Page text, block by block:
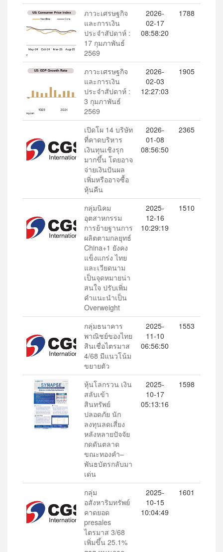
ภาวะเศรษฐกิจ
และการเงิน
ประจำสัปดาห์ :
17 กุมภาพันธ์
2569
2026-
02-17
08:58:20
1788
ภาวะเศรษฐกิจ
และการเงิน
ประจำสัปดาห์ :
3 กุมภาพันธ์
2569
2026-
02-03
12:27:03
1905
เปิดโผ 14 บริษัท
ที่คาดบริหาร
เงินทุนเชิงรุก
มากขึ้น โดยอาจ
จ่ายเงินปันผล
เพิ่มหรืออาจซื้อ
หุ้นคืน
2026-
01-08
08:56:50
2365
กลุ่มนิคม
อุตสาหกรรม
การย้ายฐานการ
ผลิตตามกลยุทธ์
China+1 ยังคง
แข็งแกร่ง ไทย
และเวียดนาม
เป็นจุดหมายน่า
สนใจ ปรับเพิ่ม
คำแนะนำเป็น
Overweight
2025-
12-16
10:29:19
1510
กลุ่มธนาคาร
พาณิชย์ของไทย
สินเชื่อไตรมาส
4/68 มีแนวโน้ม
ขยายตัว
2025-
11-10
06:56:50
1553
หุ้นโลกรวน เงิน
สลับเข้า
สินทรัพย์
ปลอดภัย นัก
ลงทุนลดเสี่ยง
หลังหลายปัจจัย
กดดันตลาด
ขณะทองคำ–
พันธบัตรกลับมา
เด่น
2025-
10-17
05:13:16
1598
กลุ่ม
อสังหาริมทรัพย์
คาดยอด
presales
ไตรมาส 3/68
เพิ่มขึ้น 25.1%
2025-
10-15
10:04:49
1601